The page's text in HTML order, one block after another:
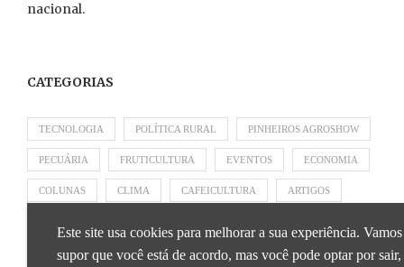
nacional.
CATEGORIAS
TECNOLOGIA POLÍTICA RURAL PINHEIROS AGROSHOW
PECUÁRIA FRUTICULTURA EVENTOS ECONOMIA
COLUNAS CLIMA CAFEICULTURA ARTIGOS
APRESENTADO POR BRAPEX
Este site usa cookies para melhorar a sua experiência. Vamos
supor que você está de acordo, mas você pode optar por sair,